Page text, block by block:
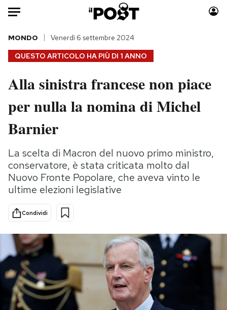
Auto
HOME
Italia
Politica
Tecnologia
Scienza
Cultura
Economia
Sport
Moda
Consumismi
Media
PODCAST
NEWSLETTER
QUESTO ARTICOLO HA PIÙ DI 1 ANNO
MONDO Venerdì 6 settembre 2024
Alla sinistra francese non piace
per nulla la nomina di Michel
Barnier
La scelta di Macron del nuovo primo ministro,
conservatore, è stata criticata molto dal
Nuovo Fronte Popolare, che aveva vinto le
ultime elezioni legislative
Condividi